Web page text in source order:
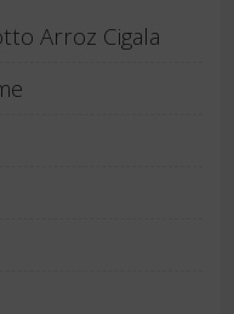
Arroz Cigala